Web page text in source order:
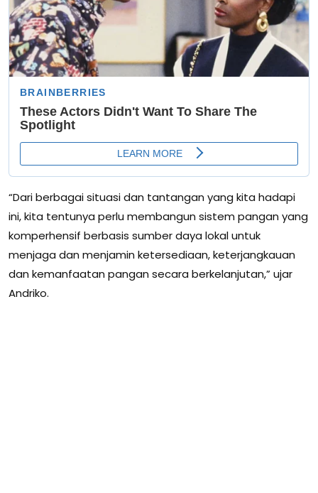
“Dari berbagai situasi dan tantangan yang kita hadapi
ini, kita tentunya perlu membangun sistem pangan yang
komperhensif berbasis sumber daya lokal untuk
menjaga dan menjamin ketersediaan, keterjangkauan
dan kemanfaatan pangan secara berkelanjutan,” ujar
Andriko.